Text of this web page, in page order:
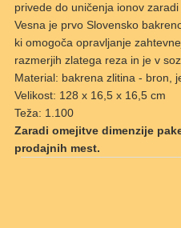
privede do uničenja ionov
Vesna je prvo Slovensko
ki omogoča opravljanje
razmerjih zlatega reza in je v
Material: bakrena zlitina - bron,
Velikost: 128 x 16,5 x 16,5 cm
Teža: 1.100
Zaradi omejitve dimenzije
prodajnih mest.